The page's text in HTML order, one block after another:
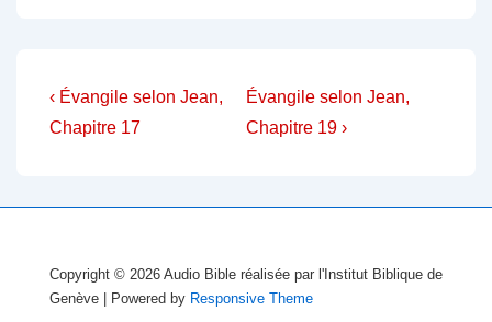
Navigation
de
Previous
Post
‹ Évangile selon Jean,
Chapitre 17
Next
Post
Évangile selon Jean,
Chapitre 19 ›
Copyright © 2026 Audio Bible réalisée par l'Institut Biblique de
Genève
| Powered by Responsive Theme